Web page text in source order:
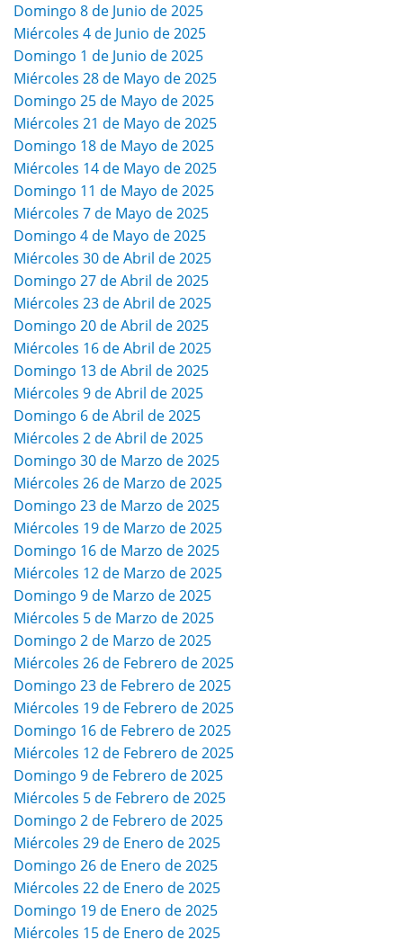
Domingo 8 de Junio de 2025
Miércoles 4 de Junio de 2025
Domingo 1 de Junio de 2025
Miércoles 28 de Mayo de 2025
Domingo 25 de Mayo de 2025
Miércoles 21 de Mayo de 2025
Domingo 18 de Mayo de 2025
Miércoles 14 de Mayo de 2025
Domingo 11 de Mayo de 2025
Miércoles 7 de Mayo de 2025
Domingo 4 de Mayo de 2025
Miércoles 30 de Abril de 2025
Domingo 27 de Abril de 2025
Miércoles 23 de Abril de 2025
Domingo 20 de Abril de 2025
Miércoles 16 de Abril de 2025
Domingo 13 de Abril de 2025
Miércoles 9 de Abril de 2025
Domingo 6 de Abril de 2025
Miércoles 2 de Abril de 2025
Domingo 30 de Marzo de 2025
Miércoles 26 de Marzo de 2025
Domingo 23 de Marzo de 2025
Miércoles 19 de Marzo de 2025
Domingo 16 de Marzo de 2025
Miércoles 12 de Marzo de 2025
Domingo 9 de Marzo de 2025
Miércoles 5 de Marzo de 2025
Domingo 2 de Marzo de 2025
Miércoles 26 de Febrero de 2025
Domingo 23 de Febrero de 2025
Miércoles 19 de Febrero de 2025
Domingo 16 de Febrero de 2025
Miércoles 12 de Febrero de 2025
Domingo 9 de Febrero de 2025
Miércoles 5 de Febrero de 2025
Domingo 2 de Febrero de 2025
Miércoles 29 de Enero de 2025
Domingo 26 de Enero de 2025
Miércoles 22 de Enero de 2025
Domingo 19 de Enero de 2025
Miércoles 15 de Enero de 2025